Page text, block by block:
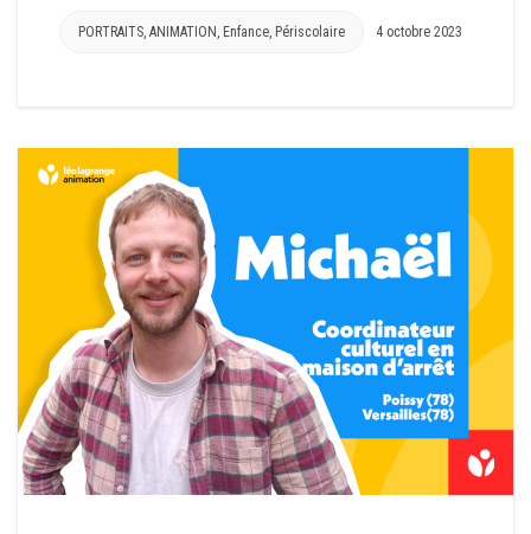
PORTRAITS, ANIMATION , Enfance, Périscolaire 4 octobre 2023